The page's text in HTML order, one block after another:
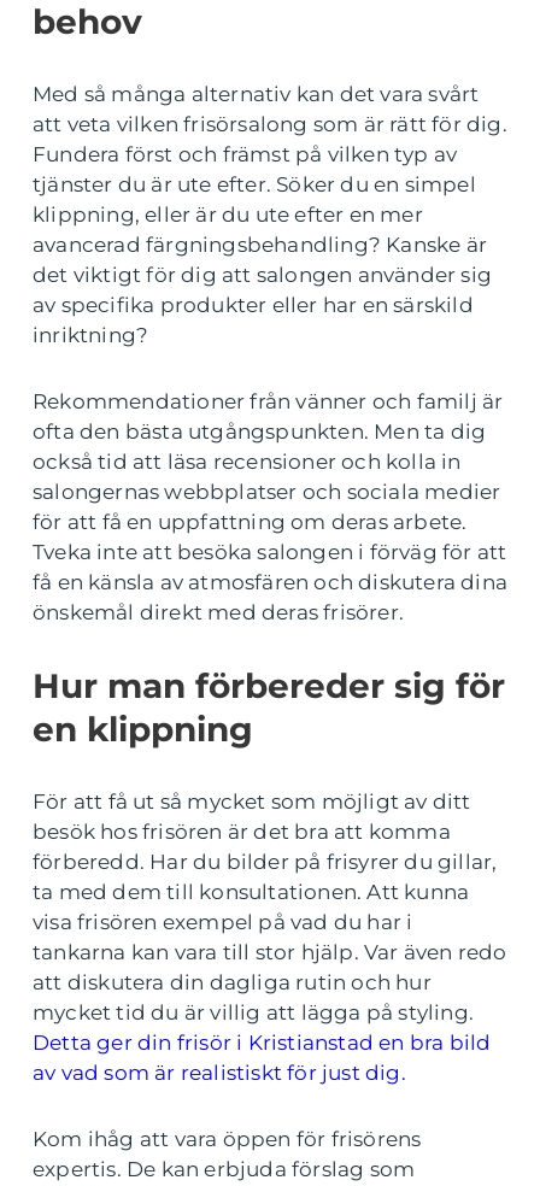
behov
Med så många alternativ kan det vara svårt
att veta vilken frisörsalong som är rätt för dig.
Fundera först och främst på vilken typ av
tjänster du är ute efter. Söker du en simpel
klippning, eller är du ute efter en mer
avancerad färgningsbehandling? Kanske är
det viktigt för dig att salongen använder sig
av specifika produkter eller har en särskild
inriktning?
Rekommendationer från vänner och familj är
ofta den bästa utgångspunkten. Men ta dig
också tid att läsa recensioner och kolla in
salongernas webbplatser och sociala medier
för att få en uppfattning om deras arbete.
Tveka inte att besöka salongen i förväg för att
få en känsla av atmosfären och diskutera dina
önskemål direkt med deras frisörer.
Hur man förbereder sig för
en klippning
För att få ut så mycket som möjligt av ditt
besök hos frisören är det bra att komma
förberedd. Har du bilder på frisyrer du gillar,
ta med dem till konsultationen. Att kunna
visa frisören exempel på vad du har i
tankarna kan vara till stor hjälp. Var även redo
att diskutera din dagliga rutin och hur
mycket tid du är villig att lägga på styling.
Detta ger din frisör i Kristianstad en bra bild
av vad som är realistiskt för just dig.
Kom ihåg att vara öppen för frisörens
expertis. De kan erbjuda förslag som